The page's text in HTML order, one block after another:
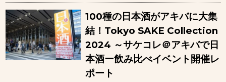
100種の日本酒がアキバに大集
結！Tokyo SAKE Collection
2024 ～サケコレ＠アキバで日
本酒ー飲み比べイベント開催レ
ポート